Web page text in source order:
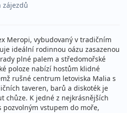
zájezdů
Meropi, vybudovaný v tradičním
ideální rodinnou oázu zasazenou
plné palem a středomořské
poloze nabízí hostům klidné
rušné centrum letoviska Malia s
taveren, barů a diskoték je
chůze. K jedné z nejkrásnějších
pozvolným vstupem do moře,